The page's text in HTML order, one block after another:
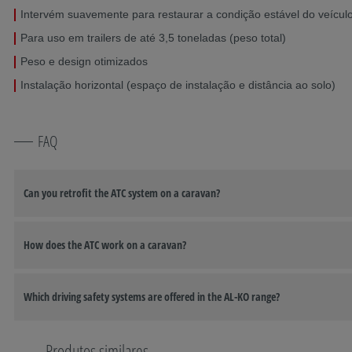
Intervém suavemente para restaurar a condição estável do
Para uso em trailers de até 3,5 toneladas (peso total)
Peso e design otimizados
Instalação horizontal (espaço de instalação e distância ao solo)
FAQ
Can you retrofit the ATC system on a caravan?
How does the ATC work on a caravan?
Which driving safety systems are offered in the AL-KO range?